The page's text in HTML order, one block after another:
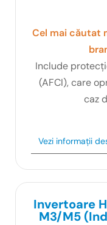
Cel mai căutat
Include
(AFCI), care
caz
Vezi informații
Invertoare
M3/M5